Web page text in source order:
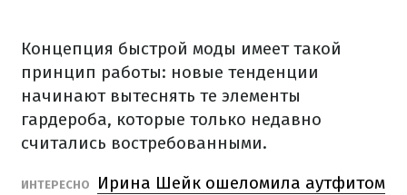
Концепция быстрой моды имеет такой
принцип работы: новые тенденции
начинают вытеснять те элементы
гардероба, которые только недавно
считались востребованными.
ИНТЕРЕСНО
Ирина Шейк ошеломила аутфитом